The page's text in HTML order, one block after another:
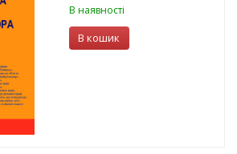
В наявності
В кошик